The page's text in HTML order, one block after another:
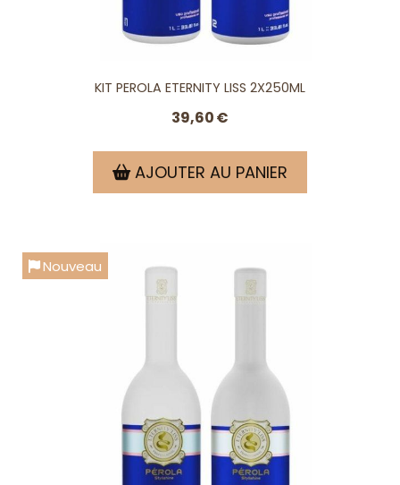
KIT PEROLA ETERNITY LISS 2X250ML
39,60€
AJOUTER AU PANIER
Nouveau